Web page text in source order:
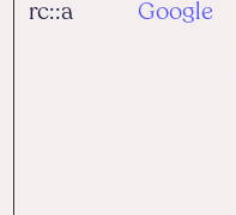
rc::a Google